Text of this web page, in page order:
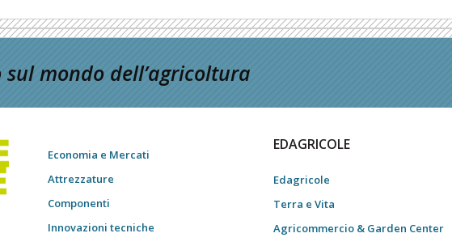
mondo dell’agricoltura
Economia e Mercati
Attrezzature
Componenti
Innovazioni tecniche
EDAGRICOLE
Edagricole
Terra e Vita
Agricommercio & Garden Center